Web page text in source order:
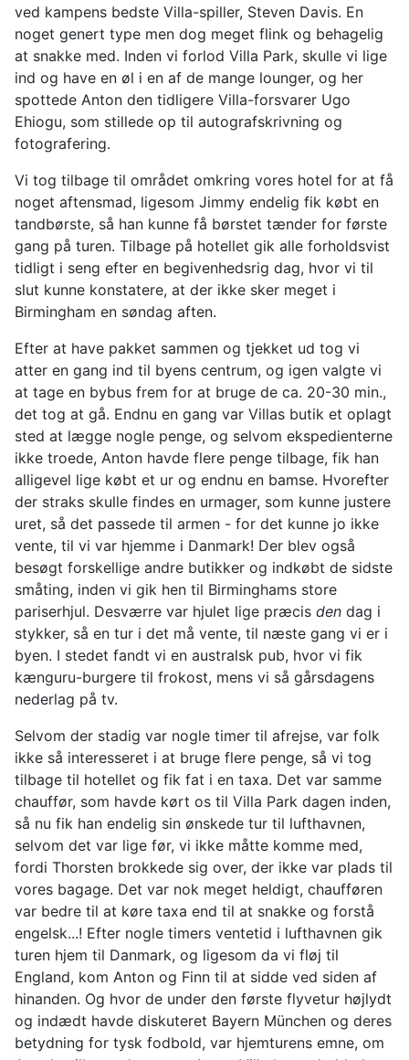
ved kampens bedste Villa-spiller, Steven Davis. En
noget genert type men dog meget flink og behagelig
at snakke med. Inden vi forlod Villa Park, skulle vi lige
ind og have en øl i en af de mange lounger, og her
spottede Anton den tidligere Villa-forsvarer Ugo
Ehiogu, som stillede op til autografskrivning og
fotografering.
Vi tog tilbage til området omkring vores hotel for at få
noget aftensmad, ligesom Jimmy endelig fik købt en
tandbørste, så han kunne få børstet tænder for første
gang på turen. Tilbage på hotellet gik alle forholdsvist
tidligt i seng efter en begivenhedsrig dag, hvor vi til
slut kunne konstatere, at der ikke sker meget i
Birmingham en søndag aften.
Efter at have pakket sammen og tjekket ud tog vi
atter en gang ind til byens centrum, og igen valgte vi
at tage en bybus frem for at bruge de ca. 20-30 min.,
det tog at gå. Endnu en gang var Villas butik et oplagt
sted at lægge nogle penge, og selvom ekspedienterne
ikke troede, Anton havde flere penge tilbage, fik han
alligevel lige købt et ur og endnu en bamse. Hvorefter
der straks skulle findes en urmager, som kunne justere
uret, så det passede til armen - for det kunne jo ikke
vente, til vi var hjemme i Danmark! Der blev også
besøgt forskellige andre butikker og indkøbt de sidste
småting, inden vi gik hen til Birminghams store
pariserhjul. Desværre var hjulet lige præcis den dag i
stykker, så en tur i det må vente, til næste gang vi er i
byen. I stedet fandt vi en australsk pub, hvor vi fik
kænguru-burgere til frokost, mens vi så gårsdagens
nederlag på tv.
Selvom der stadig var nogle timer til afrejse, var folk
ikke så interesseret i at bruge flere penge, så vi tog
tilbage til hotellet og fik fat i en taxa. Det var samme
chauffør, som havde kørt os til Villa Park dagen inden,
så nu fik han endelig sin ønskede tur til lufthavnen,
selvom det var lige før, vi ikke måtte komme med,
fordi Thorsten brokkede sig over, der ikke var plads til
vores bagage. Det var nok meget heldigt, chaufføren
var bedre til at køre taxa end til at snakke og forstå
engelsk...! Efter nogle timers ventetid i lufthavnen gik
turen hjem til Danmark, og ligesom da vi fløj til
England, kom Anton og Finn til at sidde ved siden af
hinanden. Og hvor de under den første flyvetur højlydt
og indædt havde diskuteret Bayern München og deres
betydning for tysk fodbold, var hjemturens emne, om